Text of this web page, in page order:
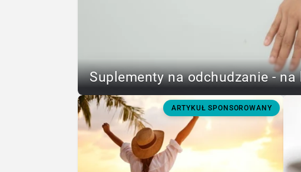
Suplementy na odchudzanie -
ARTYKUŁ SPONSOROWANY